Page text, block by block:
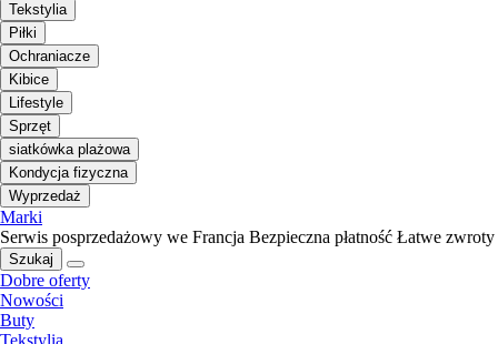
Tekstylia
Piłki
Ochraniacze
Kibice
Lifestyle
Sprzęt
siatkówka plażowa
Kondycja fizyczna
Wyprzedaż
Marki
Serwis posprzedażowy we Francja Bezpieczna płatność Łatwe zwroty
Szukaj
Dobre oferty
Nowości
Buty